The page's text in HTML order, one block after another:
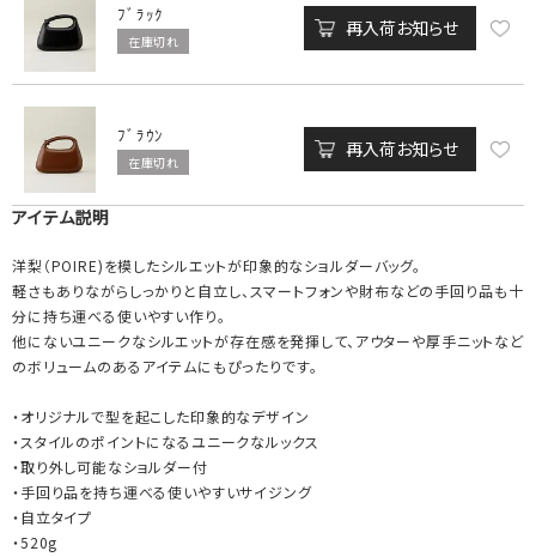
ﾌﾞﾗｯｸ
在庫切れ
再入荷お知らせ
ﾌﾞﾗｳﾝ
在庫切れ
再入荷お知らせ
アイテム説明
洋梨（POIRE)を模したシルエットが印象的なショルダーバッグ。
軽さもありながらしっかりと自立し、スマートフォンや財布などの手回り品も十
分に持ち運べる使いやすい作り。
他にないユニークなシルエットが存在感を発揮して、アウターや厚手ニットなど
のボリュームのあるアイテムにもぴったりです。
・オリジナルで型を起こした印象的なデザイン
・スタイルのポイントになるユニークなルックス
・取り外し可能なショルダー付
・手回り品を持ち運べる使いやすいサイジング
・自立タイプ
・520g